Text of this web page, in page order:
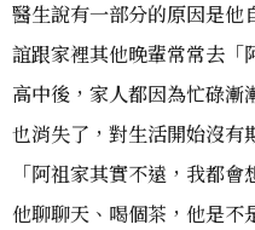
醫生說有一部分的原因是他
誼跟家裡其他晚輩常常去「
高中後，家人都因為忙碌
也消失了，對生活開始沒有
「阿祖家其實不遠，我都
他聊聊天、喝個茶，他是不